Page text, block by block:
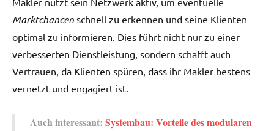
Marktchancen schnell zu erkennen und seine Klienten
optimal zu informieren. Dies führt nicht nur zu einer
verbesserten Dienstleistung, sondern schafft auch
Vertrauen, da Klienten spüren, dass ihr Makler bestens
vernetzt und engagiert ist.
Auch interessant: Systembau: Vorteile des modularen